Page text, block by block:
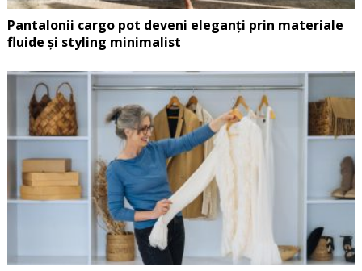
Pantalonii cargo pot deveni eleganți prin materiale
fluide și styling minimalist